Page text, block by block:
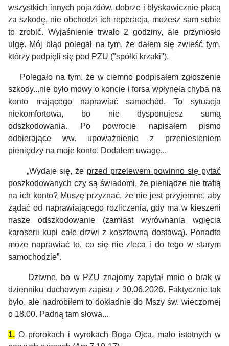
wszystkich innych pojazdów, dobrze i błyskawicznie płacą
za szkodę, nie obchodzi ich reperacja, możesz sam sobie
to zrobić. Wyjaśnienie trwało 2 godziny, ale przyniosło
ulgę. Mój błąd polegał na tym, że dałem się zwieść tym,
którzy podpięli się pod PZU ("spółki krzaki").
Polegało na tym, że w ciemno podpisałem zgłoszenie
szkody...nie było mowy o koncie i forsa wpłynęła chyba na
konto mającego naprawiać samochód. To sytuacja
niekomfortowa, bo nie dysponujesz sumą
odszkodowania.
Po powrocie napisałem pismo
odbierające ww. upoważnienie z przeniesieniem
pieniędzy na moje konto. Dodałem uwagę...
„Wydaje się, że przed przelewem powinno się pytać
poszkodowanych czy są świadomi, że pieniądze nie trafią
na ich konto? Muszę przyznać, że nie jest przyjemne, aby
żądać od naprawiającego rozliczenia, gdy ma w kieszeni
nasze odszkodowanie (zamiast wyrównania wgięcia
karoserii kupi całe drzwi z kosztowną dostawą). Ponadto
może naprawiać to, co się nie zleca i do tego w starym
samochodzie”.
Dziwne, bo w PZU znajomy zapytał mnie o brak w
dzienniku duchowym zapisu z 30.06.2026. Faktycznie tak
było, ale nadrobiłem to dokładnie do Mszy św. wieczornej
o 18.00. Padną tam słowa...
1. O prorokach i wyrokach Boga Ojca, mało istotnych w